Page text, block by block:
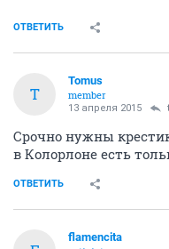
ОТВЕТИТЬ
T
Tomus
member
13 апреля 2015
Срочно нужны
в Колорлоне есть
ОТВЕТИТЬ
flamencita